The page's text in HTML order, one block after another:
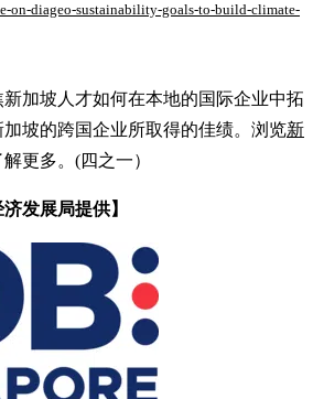
on-diageo-sustainability-goals-to-build-climate-
加坡人才如何在本地的国际企业中拓
坡的跨国企业所取得的佳绩。浏览新
解更多。(四之一）
发展局提供】